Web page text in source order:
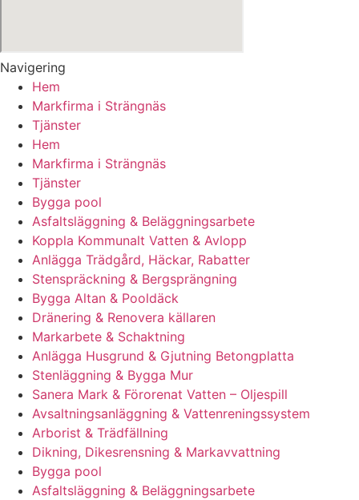
Navigering
Hem
Markfirma i Strängnäs
Tjänster
Hem
Markfirma i Strängnäs
Tjänster
Bygga pool
Asfaltsläggning & Beläggningsarbete
Koppla Kommunalt Vatten & Avlopp
Anlägga Trädgård, Häckar, Rabatter
Stenspräckning & Bergsprängning
Bygga Altan & Pooldäck
Dränering & Renovera källaren
Markarbete & Schaktning
Anlägga Husgrund & Gjutning Betongplatta
Stenläggning & Bygga Mur
Sanera Mark & Förorenat Vatten – Oljespill
Avsaltningsanläggning & Vattenreningssystem
Arborist & Trädfällning
Dikning, Dikesrensning & Markavvattning
Bygga pool
Asfaltsläggning & Beläggningsarbete